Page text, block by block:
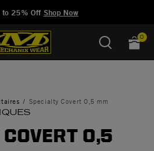
to 25% Off Shop Now
0
Specialty Covert 0,5 mm
0,5